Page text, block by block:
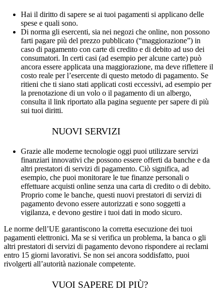
Hai il diritto di sapere se ai tuoi pagamenti si applicano delle
spese e quali sono.
Di norma gli esercenti, sia nei negozi che online, non possono
farti pagare più del prezzo pubblicato (“maggiorazione”) in
caso di pagamento con carte di credito e di debito ad uso dei
consumatori. In certi casi (ad esempio per alcune carte) può
ancora essere applicata una maggiorazione, ma deve riflettere il
costo reale per l’esercente di questo metodo di pagamento. Se
ritieni che ti siano stati applicati costi eccessivi, ad esempio per
la prenotazione di un volo o il pagamento di un albergo,
consulta il link riportato alla pagina seguente per sapere di più
sui tuoi diritti.
NUOVI SERVIZI
Grazie alle moderne tecnologie oggi puoi utilizzare servizi
finanziari innovativi che possono essere offerti da banche e da
altri prestatori di servizi di pagamento. Ciò significa, ad
esempio, che puoi monitorare le tue finanze personali o
effettuare acquisti online senza una carta di credito o di debito.
Proprio come le banche, questi nuovi prestatori di servizi di
pagamento devono essere autorizzati e sono soggetti a
vigilanza, e devono gestire i tuoi dati in modo sicuro.
Le norme dell’UE garantiscono la corretta esecuzione dei tuoi
pagamenti elettronici. Ma se si verifica un problema, la banca o gli
altri prestatori di servizi di pagamento devono rispondere ai reclami
entro 15 giorni lavorativi. Se non sei ancora soddisfatto, puoi
rivolgerti all’autorità nazionale competente.
VUOI SAPERE DI PIÙ?